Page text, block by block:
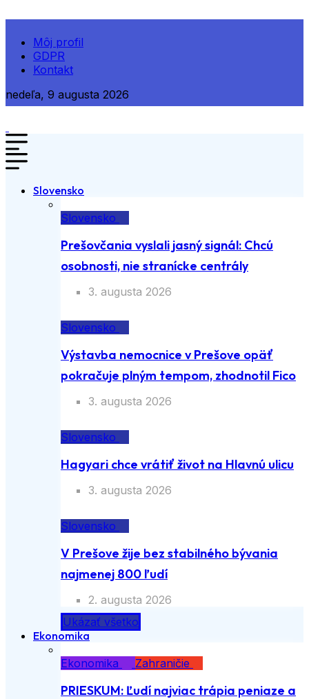
Môj profil
GDPR
Kontakt
nedeľa, 9 augusta 2026
Slovensko
Slovensko
Prešovčania vyslali jasný signál: Chcú
osobnosti, nie stranícke centrály
3. augusta 2026
Slovensko
Výstavba nemocnice v Prešove opäť
pokračuje plným tempom, zhodnotil Fico
3. augusta 2026
Slovensko
Hagyari chce vrátiť život na Hlavnú ulicu
3. augusta 2026
Slovensko
V Prešove žije bez stabilného bývania
najmenej 800 ľudí
2. augusta 2026
Ukázať všetko
Ekonomika
Ekonomika
Zahraničie
PRIESKUM: Ľudí najviac trápia peniaze a